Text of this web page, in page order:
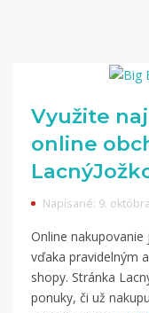
Využite
online
Napísané: 9.
Online
vďaka pravidelným
shopy. Stránka
ponuky, či už